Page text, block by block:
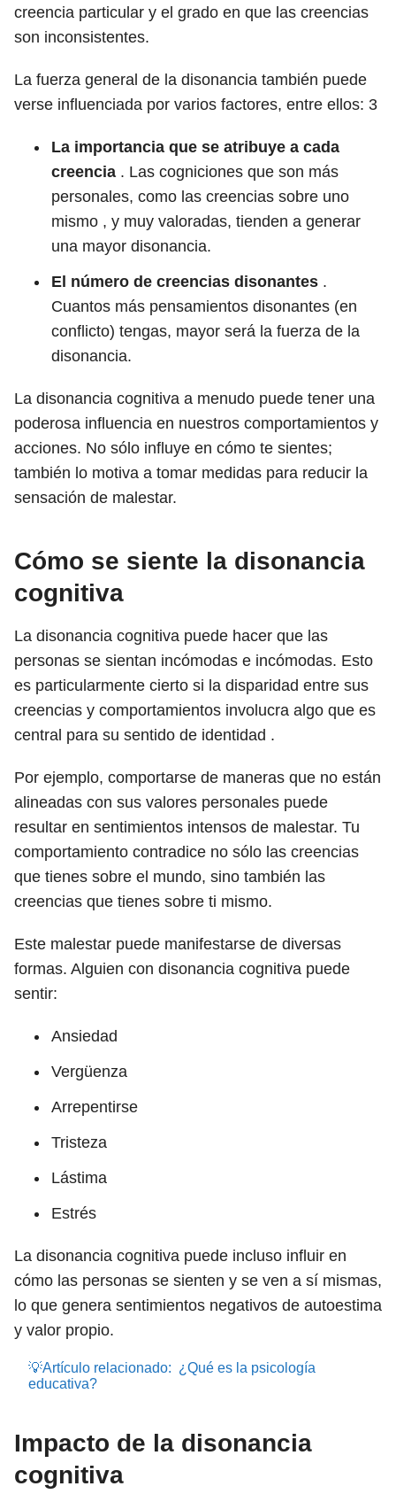
creencia particular y el grado en que las creencias
son inconsistentes.
La fuerza general de la disonancia también puede
verse influenciada por varios factores, entre ellos: 3
La importancia que se atribuye a cada
creencia . Las cogniciones que son más
personales, como las creencias sobre uno
mismo , y muy valoradas, tienden a generar
una mayor disonancia.
El número de creencias disonantes .
Cuantos más pensamientos disonantes (en
conflicto) tengas, mayor será la fuerza de la
disonancia.
La disonancia cognitiva a menudo puede tener una
poderosa influencia en nuestros comportamientos y
acciones. No sólo influye en cómo te sientes;
también lo motiva a tomar medidas para reducir la
sensación de malestar.
Cómo se siente la disonancia
cognitiva
La disonancia cognitiva puede hacer que las
personas se sientan incómodas e incómodas. Esto
es particularmente cierto si la disparidad entre sus
creencias y comportamientos involucra algo que es
central para su sentido de identidad .
Por ejemplo, comportarse de maneras que no están
alineadas con sus valores personales puede
resultar en sentimientos intensos de malestar. Tu
comportamiento contradice no sólo las creencias
que tienes sobre el mundo, sino también las
creencias que tienes sobre ti mismo.
Este malestar puede manifestarse de diversas
formas. Alguien con disonancia cognitiva puede
sentir:
Ansiedad
Vergüenza
Arrepentirse
Tristeza
Lástima
Estrés
La disonancia cognitiva puede incluso influir en
cómo las personas se sienten y se ven a sí mismas,
lo que genera sentimientos negativos de autoestima
y valor propio.
💡Artículo relacionado: ¿Qué es la psicología
educativa?
Impacto de la disonancia
cognitiva